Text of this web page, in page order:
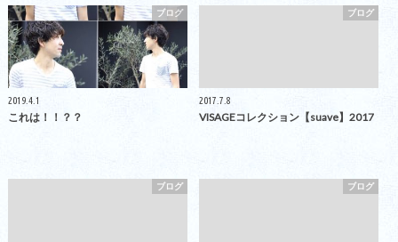
ブログ
2019.4.1
これは！！？？
ブログ
2017.7.8
VISAGEコレクション【suave】2017
ブログ ブログ